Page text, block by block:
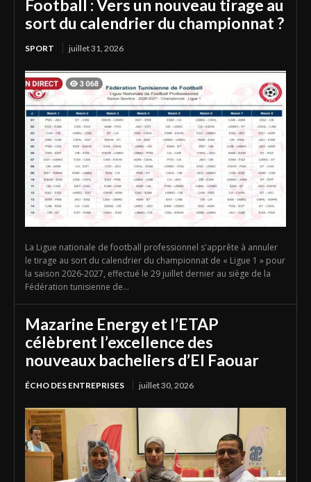
Football : Vers un nouveau tirage au
sort du calendrier du championnat ?
SPORT juillet 31, 2026
La Ligue nationale de football professionnel s'apprête à annuler
le tirage au sort du calendrier du championnat de « Ligue 1 » pour
la saison 2026-2027, effectué le 29 juillet dernier au siège de la
Fédération tunisienne de...
Mazarine Energy et l’ETAP
célèbrent l’excellence des
nouveaux bacheliers d’El Faouar
ÉCHO DES ENTREPRISES juillet 30, 2026